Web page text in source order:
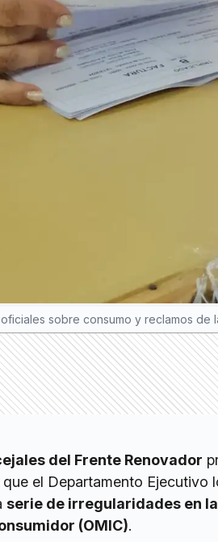
sobre consumo y reclamos de
del Frente Renovador
el Departamento Ejecutivo
serie de irregularidades en
(OMIC).